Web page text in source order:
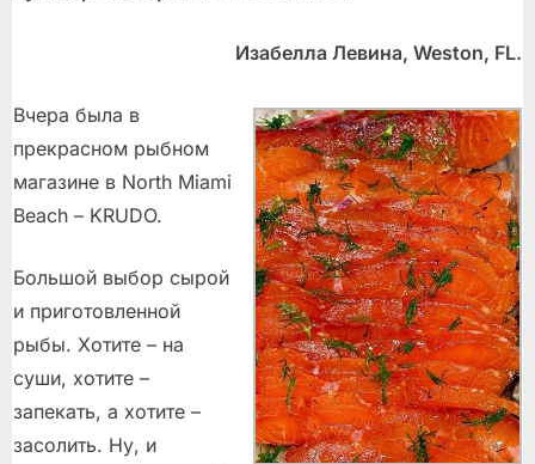
Изабелла Левина, Weston, FL.
Вчера была в
прекрасном рыбном
магазине в North Miami
Beach – KRUDO.
Большой выбор сырой
и приготовленной
рыбы. Хотите – на
суши, хотите –
запекать, а хотите –
засолить. Ну, и